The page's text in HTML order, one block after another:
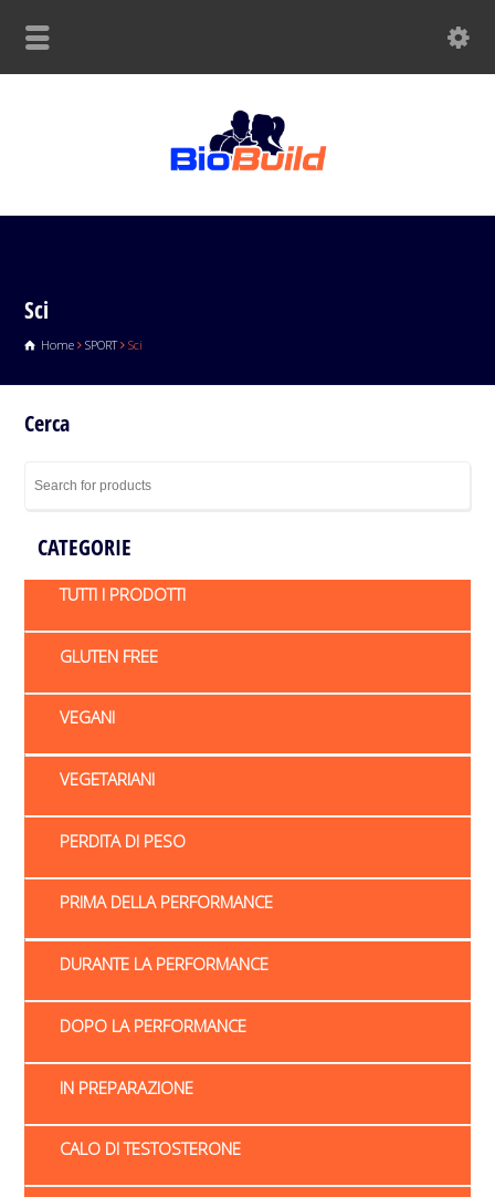
Sci
Home SPORT Sci
Cerca
CATEGORIE
TUTTI I PRODOTTI
GLUTEN FREE
VEGANI
VEGETARIANI
PERDITA DI PESO
PRIMA DELLA PERFORMANCE
DURANTE LA PERFORMANCE
DOPO LA PERFORMANCE
IN PREPARAZIONE
CALO DI TESTOSTERONE